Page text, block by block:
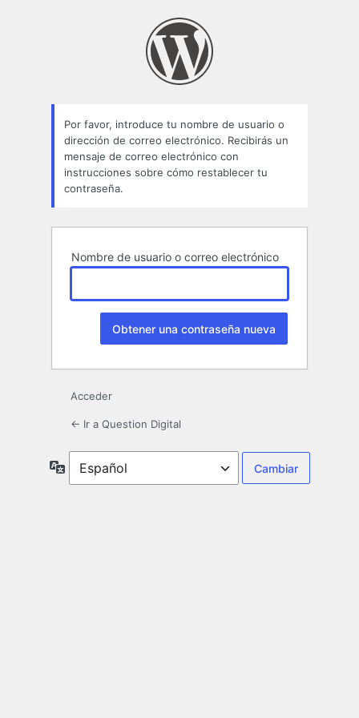
Por favor, introduce tu nombre de usuario o
dirección de correo electrónico. Recibirás un
mensaje de correo electrónico con
instrucciones sobre cómo restablecer tu
contraseña.
Nombre de usuario o correo electrónico
Acceder
← Ir a Question Digital
Idioma